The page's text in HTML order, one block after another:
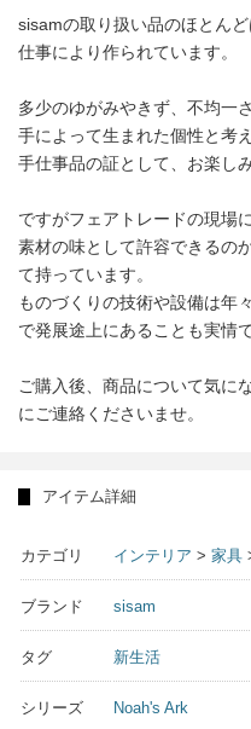
sisamの取り扱い品のほとん
仕事により作られています。
多少のゆがみやきず、不均一
手によって生まれた個性と考
手仕事品の証として、お楽し
ですがフェアトレードの現場
素材の味として許容できるの
て持っています。
ものづくりの技術や設備は年
で発展途上にあることも実情で
ご購入後、商品について気に
にご連絡くださいませ。
アイテム詳細
カテゴリ インテリア > 家具
ブランド sisam
タグ 新生活
シリーズ Noah's Ark